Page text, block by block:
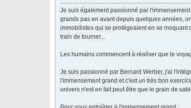
Je suis également passionné par
grands pas en avant depuis quelques années,
immobilistes qui se protégeaient en se moquant
train de tourner...
Les humains commencent à réaliser que le
Je suis passionné par Bernard Werber, j'ai
l'immensement grand et c'est un très bon
univers n'est en fait peut être que le grain de